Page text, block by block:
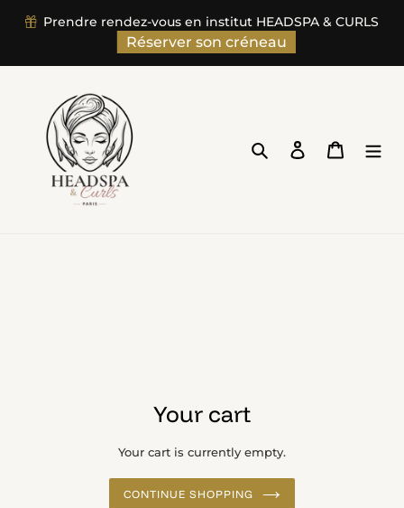
Prendre rendez-vous en institut HEADSPA & CURLS
Réserver son créneau
Search Log in Cart
Your cart
Your cart is currently empty.
CONTINUE SHOPPING